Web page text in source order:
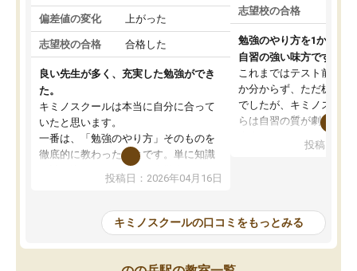
偏差値の変化 上がった
志望校の合格 合格した
良い先生が多く、充実した勉強ができ
た。
キミノスクールは本当に自分に合って
いたと思います。
一番は、「勉強のやり方」そのものを
徹底的に教わったことです。単に知識
を詰め込むのではなく、自学自習の習
慣が身につくよう並走してくれるの
はなくなりました。
講師の方との距離も近く、親身なコー
チングのおかげで、停滞期もモチベー
投稿日：2026年04月16日
志望校の合格
勉強のやり方を1から教
自習の強い味方です。
これまではテスト前に何
か分からず、ただ机に座
でしたが、キミノスクー
らは自習の質が劇的に変
を明確にしてくれるの
の仕方をコーチングして
ルなので、家での学習習
身につきました。結果と
投稿日：
キミノスクールの口コミをもっとみる